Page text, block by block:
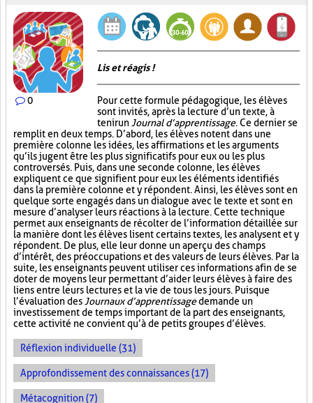
0
Lis et réagis !
Pour cette formule pédagogique, les élèves
sont invités, après la lecture d’un texte, à
tenir un Journal d’apprentissage. Ce dernier se
remplit en deux temps. D’abord, les élèves notent dans une
première colonne les idées, les affirmations et les arguments
qu’ils jugent être les plus significatifs pour eux ou les plus
controversés. Puis, dans une seconde colonne, les élèves
expliquent ce que signifient pour eux les éléments identifiés
dans la première colonne et y répondent. Ainsi, les élèves sont en
quelque sorte engagés dans un dialogue avec le texte et sont en
mesure d’analyser leurs réactions à la lecture. Cette technique
permet aux enseignants de récolter de l’information détaillée sur
la manière dont les élèves lisent certains textes, les analysent et y
répondent. De plus, elle leur donne un aperçu des champs
d’intérêt, des préoccupations et des valeurs de leurs élèves. Par la
suite, les enseignants peuvent utiliser ces informations afin de se
doter de moyens leur permettant d’aider leurs élèves à faire des
liens entre leurs lectures et la vie de tous les jours. Puisque
l’évaluation des Journaux d’apprentissagedemande un
investissement de temps important de la part des enseignants,
cette activité ne convient qu’à de petits groupes d’élèves.
Réflexion individuelle (31)
Approfondissement des connaissances (17)
Métacognition (7)